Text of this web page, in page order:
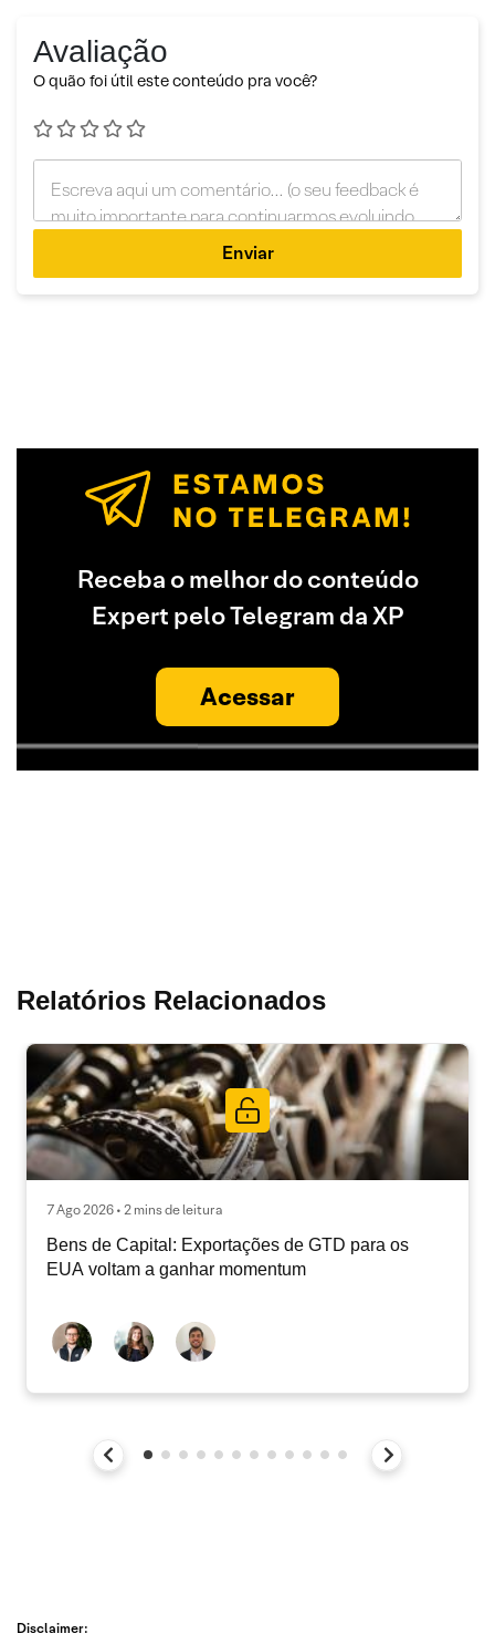
Avaliação
O quão foi útil este conteúdo pra você?
Enviar
Receba o melhor do conteúdo
Expert pelo Telegram da XP
Acessar
Relatórios Relacionados
7 Ago 2026 • 2 mins de leitura
Bens de Capital: Exportações de GTD para os
EUA voltam a ganhar momentum
Disclaimer: